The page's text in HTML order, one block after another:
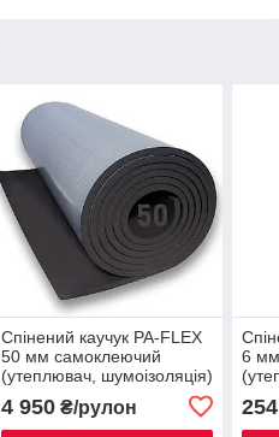
Спінений каучук PA-FLEX
50 мм самоклеючий
(утеплювач, шумоізоляція)
4 950₴/рулон
6
254